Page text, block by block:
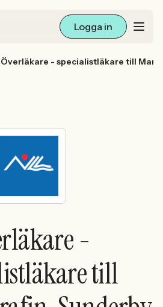
Logga in
Överläkare - specialistläkare till
-
till